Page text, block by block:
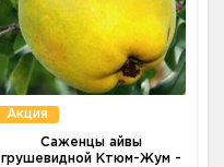
Акция
Саженцы айвы
грушевидной Ктюм-Жум -